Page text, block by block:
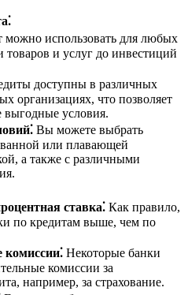
можно использовать для любых
товаров и услуг до инвестиций
доступны в различных
организациях, что позволяет
выгодные условия.
Вы можете выбрать
или плавающей
а также с различными
ставка⁚ Как правило,
по кредитам выше, чем по
Некоторые банки
комиссии за
например, за страхование.